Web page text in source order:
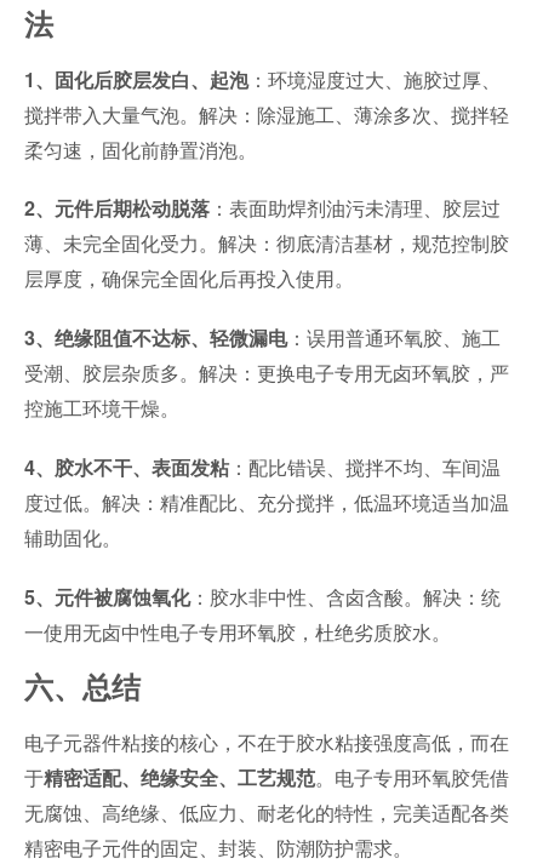
法
1、固化后胶层发白、起泡：环境湿度过大、施胶过厚、
搅拌带入大量气泡。解决：除湿施工、薄涂多次、搅拌轻
柔匀速，固化前静置消泡。
2、元件后期松动脱落：表面助焊剂油污未清理、胶层过
薄、未完全固化受力。解决：彻底清洁基材，规范控制胶
层厚度，确保完全固化后再投入使用。
3、绝缘阻值不达标、轻微漏电：误用普通环氧胶、施工
受潮、胶层杂质多。解决：更换电子专用无卤环氧胶，严
控施工环境干燥。
4、胶水不干、表面发粘：配比错误、搅拌不均、车间温
度过低。解决：精准配比、充分搅拌，低温环境适当加温
辅助固化。
5、元件被腐蚀氧化：胶水非中性、含卤含酸。解决：统
一使用无卤中性电子专用环氧胶，杜绝劣质胶水。
六、总结
电子元器件粘接的核心，不在于胶水粘接强度高低，而在
于精密适配、绝缘安全、工艺规范。电子专用环氧胶凭借
无腐蚀、高绝缘、低应力、耐老化的特性，完美适配各类
精密电子元件的固定、封装、防潮防护需求。